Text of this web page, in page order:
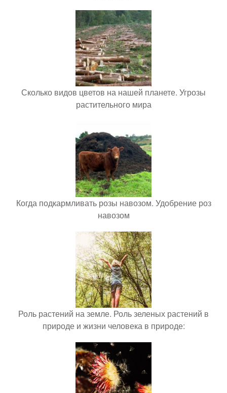
Сколько видов цветов на нашей планете. Угрозы
растительного мира
Когда подкармливать розы навозом. Удобрение роз
навозом
Роль растений на земле. Роль зеленых растений в
природе и жизни человека в природе: